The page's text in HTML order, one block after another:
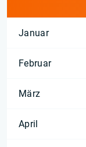
Januar
Februar
März
April